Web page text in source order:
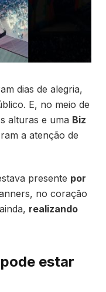
dias de alegria,
E, no meio de
alturas e uma Biz
a atenção de
presente por
no coração
realizando
estar